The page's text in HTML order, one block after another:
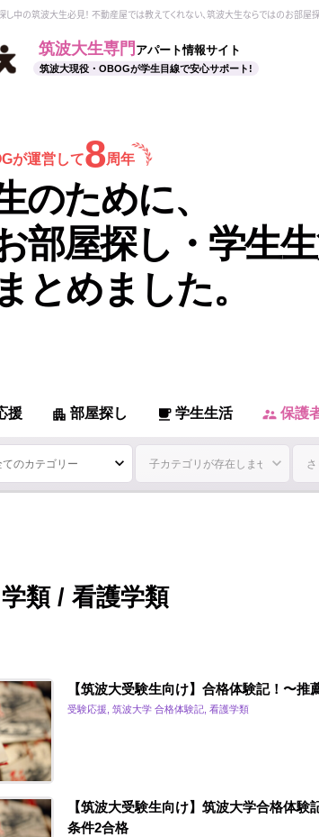
し中の筑波大生必見！ 不動産屋では教えてくれない、筑波大生ならではのお部屋
筑波大生専門 アパート情報サイト
筑波大現役・OBOGが学生目線で安心サポート!
が運営して8周年
のために、
部屋探し・学生
とめました。
援 apartment 部屋探し local_cafe 学生生活 supervisor_account 保護
類 / 看護学類
【筑波大受験生向け】合格体験記！〜推
受験応援, 筑波大学 合格体験記, 看護学類
【筑波大受験生向け】筑波大学合格体
条件2合格